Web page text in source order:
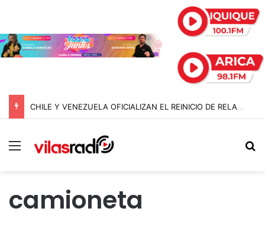
CHILE Y VENEZUELA OFICIALIZAN EL REINICIO DE RELACIONES CONSULARES Y AVANZAN HACIA LA NORMALIZACIÓN DE VÍNCULOS BILATERALES
Menú
camioneta